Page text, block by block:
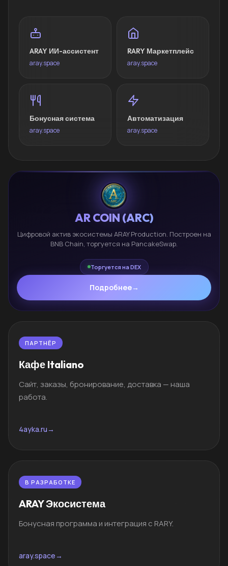
ARAY ИИ-ассистент
aray.space
RARY Маркетплейс
aray.space
Бонусная система
aray.space
Автоматизация
aray.space
AR COIN (ARC)
Цифровой актив экосистемы ARAY Production. Построен на
BNB Chain, торгуется на PancakeSwap.
Торгуется на DEX
Подробнее→
ПАРТНЁР
Кафе Italiano
Сайт, заказы, бронирование, доставка — наша
работа.
4ayka.ru→
В РАЗРАБОТКЕ
ARAY Экосистема
Бонусная программа и интеграция с RARY.
aray.space→